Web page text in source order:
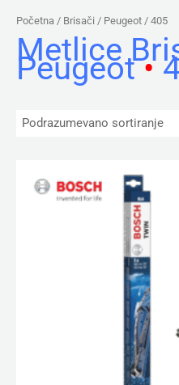
Početna / Brisači / Peugeot / 405
Metlice
Peugeot•